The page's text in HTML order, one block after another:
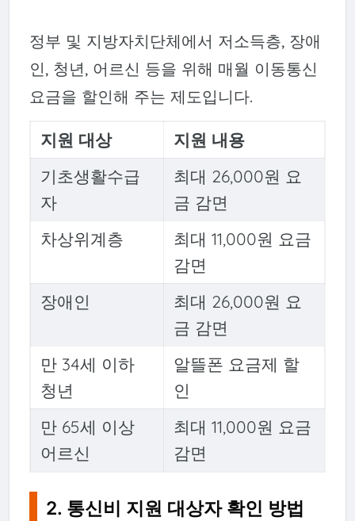
정부 및 지방자치단체에서 저소득층, 장애
인, 청년, 어르신 등을 위해 매월 이동통신
요금을 할인해 주는 제도입니다.
지원 대상
지원 내용
기초생활수급
자
최대 26,000원 요
금 감면
차상위계층
최대 11,000원 요금
감면
장애인
최대 26,000원 요
금 감면
만 34세 이하
청년
알뜰폰 요금제 할
인
만 65세 이상
어르신
최대 11,000원 요금
감면
2. 통신비 지원 대상자 확인 방법